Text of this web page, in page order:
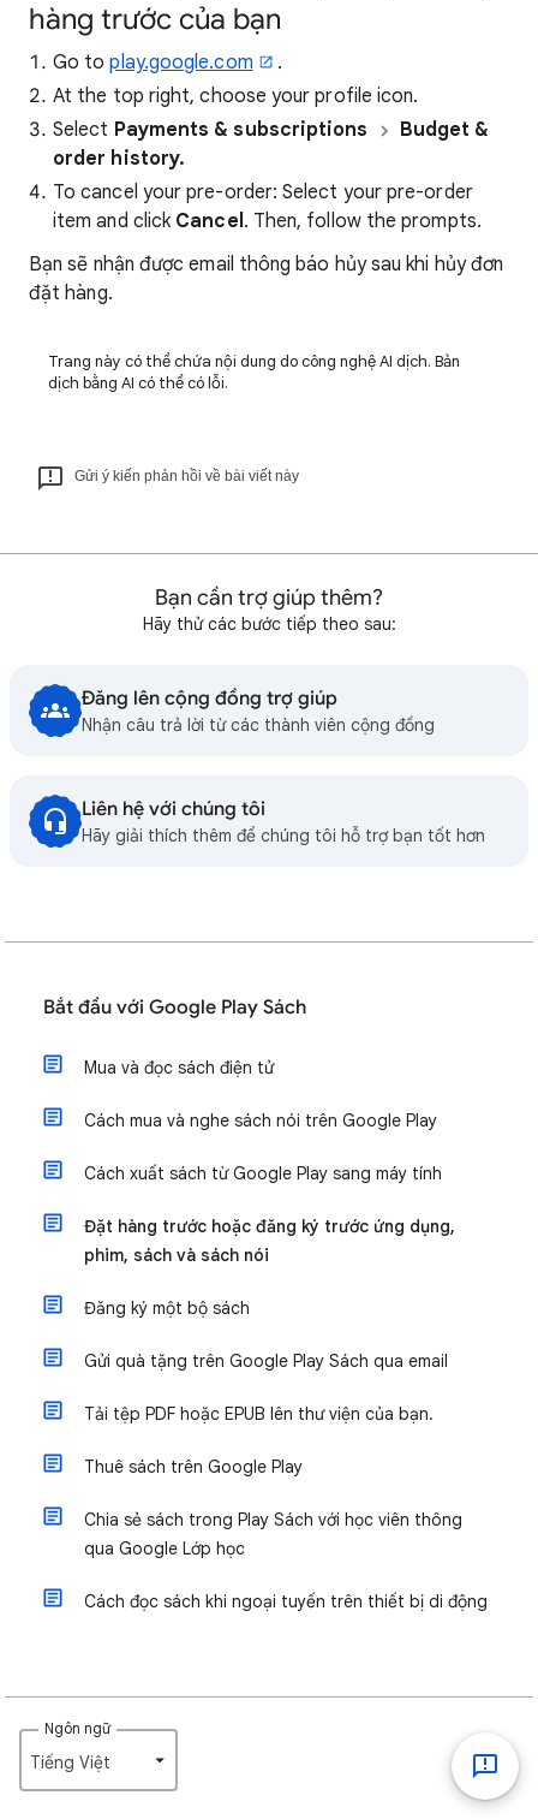
hàng trước của bạn
Go toplay.google.com
.
At the top right, choose your profile icon.
Select Payments & subscriptions
Budget &
order history.
To cancel your pre-order: Select your pre-order
item and click Cancel. Then, follow the prompts.
Bạn sẽ nhận được email thông báo hủy sau khi hủy đơn
đặt hàng.
Trang này có thể chứa nội dung do công nghệ AI dịch. Bản
dịch bằng AI có thể có lỗi.
Gửi ý kiến phản hồi về bài viết này
Bạn cần trợ giúp thêm?
Hãy thử các bước tiếp theo sau:
Đăng lên cộng đồng trợ giúp
Nhận câu trả lời từ các thành viên cộng đồng
Liên hệ với chúng tôi
Hãy giải thích thêm để chúng tôi hỗ trợ bạn tốt hơn
Bắt đầu với Google Play Sách
Mua và đọc sách điện tử
Cách mua và nghe sách nói trên Google Play
Cách xuất sách từ Google Play sang máy tính
Đặt hàng trước hoặc đăng ký trước ứng dụng,
phim, sách và sách nói
Đăng ký một bộ sách
Gửi quà tặng trên Google Play Sách qua email
Tải tệp PDF hoặc EPUB lên thư viện của bạn.
Thuê sách trên Google Play
Chia sẻ sách trong Play Sách với học viên thông
qua Google Lớp học
Cách đọc sách khi ngoại tuyến trên thiết bị di động
Ngôn ngữ
Tiếng Việt‎